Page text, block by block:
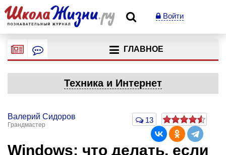
Войти
ГЛАВНОЕ
Техника и Интернет
Валерий Сидоров
Грандмастер
13
Windows: что делать, если